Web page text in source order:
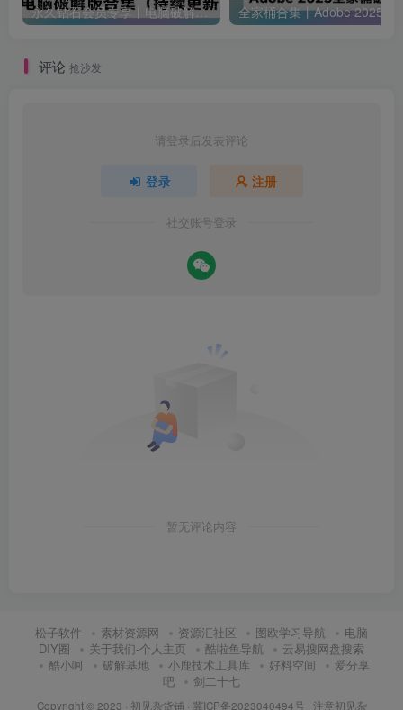
永久钻石会员专享丨电脑破解软件合集(更新至2025.4.11）
评论 抢沙发
请登录后发表评论
登录 注册
社交账号登录
暂无评论内容
松子软件 素材资源网 资源汇社区 图欧学习导航
电脑
DIY圈
关于我们-个人主页 酷啦鱼导航
云易搜网盘搜索
酷小呵
破解基地 小鹿技术工具库 好料空间
爱分享
吧
剑二十七
Copyright © 2023 · 初见杂货铺 · 冀ICP备2023040494号 注意初见杂